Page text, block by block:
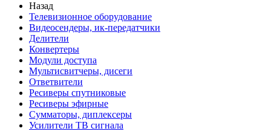
Назад
Телевизионное оборудование
Видеосендеры, ик-передатчики
Делители
Конвертеры
Модули доступа
Мультисвитчеры, дисеги
Ответвители
Ресиверы спутниковые
Ресиверы эфирные
Сумматоры, диплексеры
Усилители ТВ сигнала